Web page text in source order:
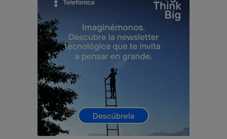
identificador. Típicamente:
Si utilizas una
(p. ej., Wi-Fi),
el marketing o análisis se realizará en función de las
actividades de navegación de los miembros del hogar
que hayan dado su consentimiento.
Si utilizas
datos móviles, el marketing será más
personalizado, ya que se basará únicamente en la
navegación del usuario del móvil.
Puedes gestionar los consentimientos Utiq seleccionando
“Administrar Utiq” en la parte inferior de esta página web o
visitando el portal de privacidad de Utiq
(“consenthub”)
. Para más información, consulta
política de privacidad de Utiq